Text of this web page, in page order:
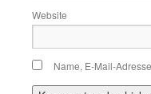
Website
Name, E-Mail-